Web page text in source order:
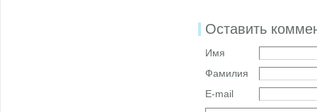
Оставить
Имя
Фамилия
E-mail